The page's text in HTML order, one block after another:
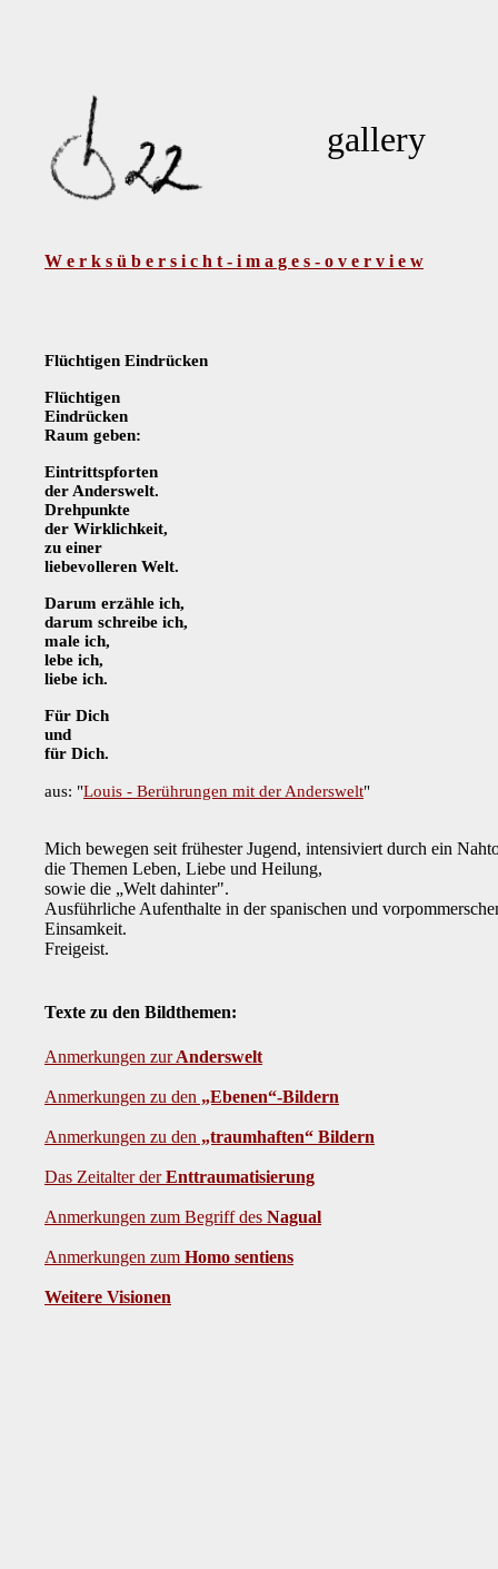
gallery
W e r k s ü b e r s i c h t - i m a g e s - o v e r v i e w
Flüchtigen Eindrücken
Flüchtigen
Eindrücken
Raum geben:
Eintrittspforten
der Anderswelt.
Drehpunkte
der Wirklichkeit,
zu einer
liebevolleren Welt.
Darum erzähle ich,
darum schreibe ich,
male ich,
lebe ich,
liebe ich.
Für Dich
und
für Dich.
aus: "Louis - Berührungen mit der Anderswelt"
Mich bewegen seit frühester Jugend, intensiviert durch ein
die Themen Leben, Liebe und Heilung,
sowie die „Welt dahinter".
Ausführliche Aufenthalte in der spanischen und
Einsamkeit.
Freigeist.
Texte zu den Bildthemen:
Anmerkungen zurAnderswelt
Anmerkungen zu den „Ebenen“-Bildern
Anmerkungen zu den „traumhaften“ Bildern
Das Zeitalter derEnttraumatisierung
Anmerkungen zum Begriff des Nagual
Anmerkungen zum Homo sentiens
Weitere Visionen